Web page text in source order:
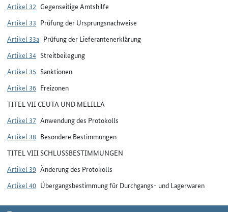
Artikel 32 Gegenseitige Amtshilfe
Artikel 33 Prüfung der Ursprungsnachweise
Artikel 33a Prüfung der Lieferantenerklärung
Artikel 34 Streitbeilegung
Artikel 35 Sanktionen
Artikel 36 Freizonen
TITEL VII CEUTA UND MELILLA
Artikel 37 Anwendung des Protokolls
Artikel 38 Besondere Bestimmungen
TITEL VIII SCHLUSSBESTIMMUNGEN
Artikel 39 Änderung des Protokolls
Artikel 40 Übergangsbestimmung für Durchgangs- und Lagerwaren